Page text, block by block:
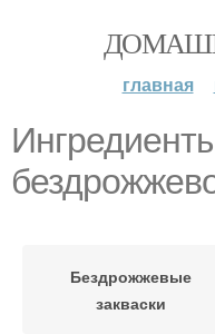
главная
Бездрожжевые
закваски